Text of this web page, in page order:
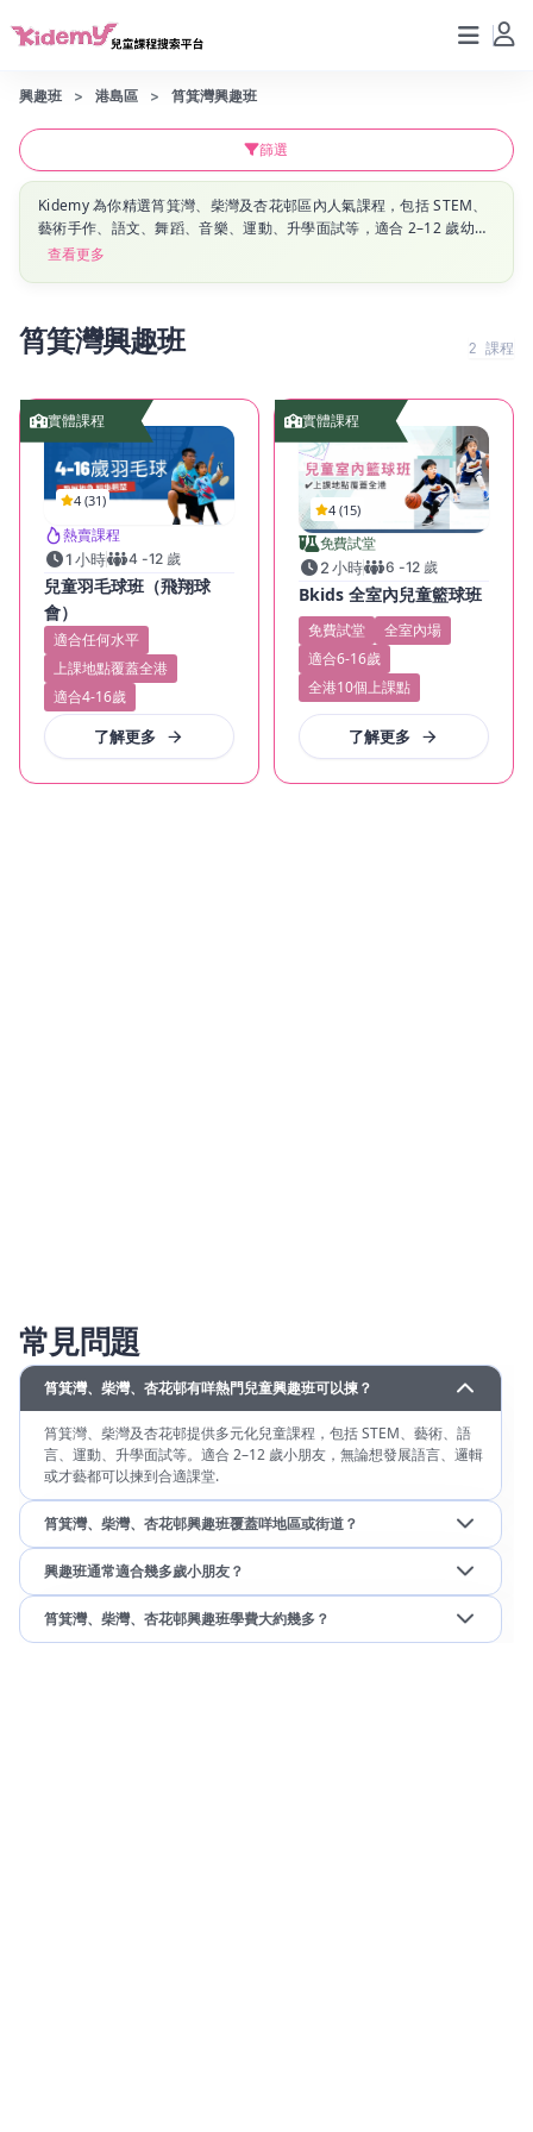
興趣班 港島區 筲箕灣興趣班
篩選
Kidemy 為你精選筲箕灣、柴灣及杏花邨區內人氣課程，包括 STEM、
藝術手作、語文、舞蹈、音樂、運動、升學面試等，適合 2–12 歲幼兒
至小學生。立即瀏覽筲箕灣、柴灣、杏花邨區最新興趣班資訊，幫孩子
查看更多
筲箕灣興趣班 2 課程
4 (31)
熱賣課程
1 小時 4-12 歲
兒童羽毛球班（飛翔球
會）
適合任何水平
上課地點覆蓋全港
適合4-16歲
了解更多
實體課程
4 (15)
免費試堂
2 小時 6 -12 歲
Bkids 全室內兒童籃球班
免費試堂
全室內場
適合6-16歲
全港10個上課點
了解更多
實體課程
常見問題
筲箕灣、柴灣、杏花邨有咩熱門兒童興趣班可以揀？
筲箕灣、柴灣及杏花邨提供多元化兒童課程，包括 STEM、藝術、語
言、運動、升學面試等。適合 2–12 歲小朋友，無論想發展語言、邏輯
或才藝都可以揀到合適課堂.
筲箕灣、柴灣、杏花邨興趣班覆蓋咩地區或街道？
興趣班通常適合幾多歲小朋友？
筲箕灣、柴灣、杏花邨興趣班學費大約幾多？